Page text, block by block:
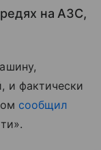
на АЗС,
и фактически
сообщил